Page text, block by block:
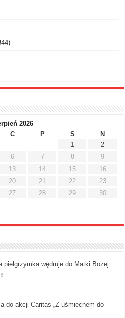
2026
C P S
N
1
2
6 7 8
9
13 14 15
16
20 21 22
23
27 28 29
30
pielgrzymka wędruje do Matki Bożej
do akcji Caritas „Z uśmiechem do